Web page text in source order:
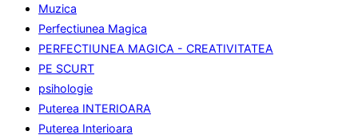
Muzica
Perfectiunea Magica
PERFECTIUNEA MAGICA - CREATIVITATEA
PE SCURT
psihologie
Puterea INTERIOARA
Puterea Interioara